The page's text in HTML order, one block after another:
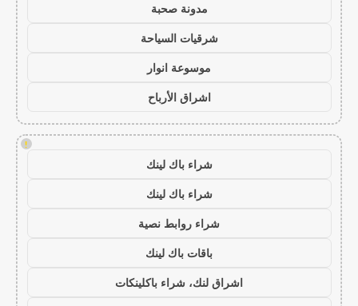
مدونة صحبة
شرقيات السياحة
موسوعة انوار
اشراق الأرباح
!
شراء باك لينك
شراء باك لينك
شراء روابط نصية
باقات باك لينك
اشراق لنك، شراء باكلينكات